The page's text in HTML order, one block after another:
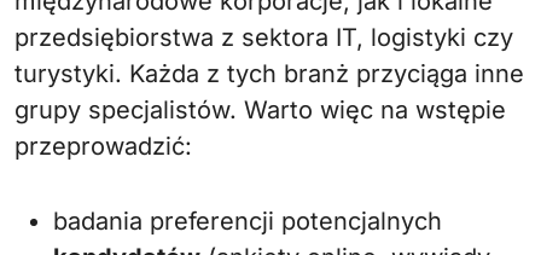
przedsiębiorstwa z sektora IT, logistyki czy
turystyki. Każda z tych branż przyciąga inne
grupy specjalistów. Warto więc na wstępie
przeprowadzić:
badania preferencji potencjalnych